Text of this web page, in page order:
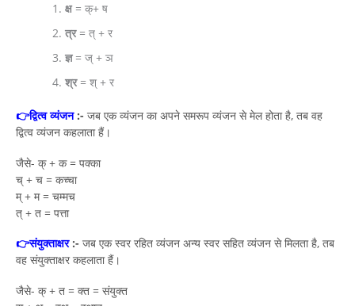
क्ष= क्+ ष
त्र= त् + र
ज्ञ= ज् + ञ
श्र= श् + र
👉द्वित्व व्यंजन:- जब एक व्यंजन का अपने समरूप व्यंजन से मेल होता है, तब वह
द्वित्व व्यंजन कहलाता हैं।
जैसे- क् + क = पक्का
च् + च = कच्चा
म् + म = चम्मच
त् + त = पत्ता
👉संयुक्ताक्षर:- जब एक स्वर रहित व्यंजन अन्य स्वर सहित व्यंजन से मिलता है, तब
वह संयुक्ताक्षर कहलाता हैं।
जैसे- क् + त = क्त = संयुक्त